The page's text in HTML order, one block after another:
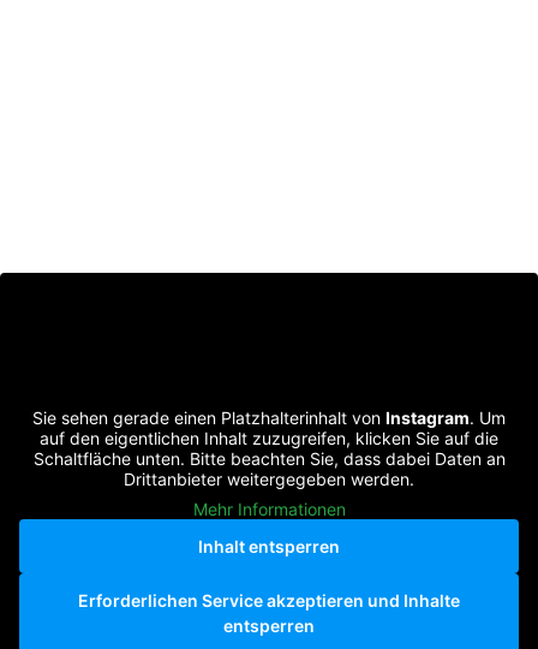
Sie sehen gerade einen Platzhalterinhalt von Instagram. Um
auf den eigentlichen Inhalt zuzugreifen, klicken Sie auf die
Schaltfläche unten. Bitte beachten Sie, dass dabei Daten an
Drittanbieter weitergegeben werden.
Mehr Informationen
Inhalt entsperren
Erforderlichen Service akzeptieren und Inhalte
entsperren